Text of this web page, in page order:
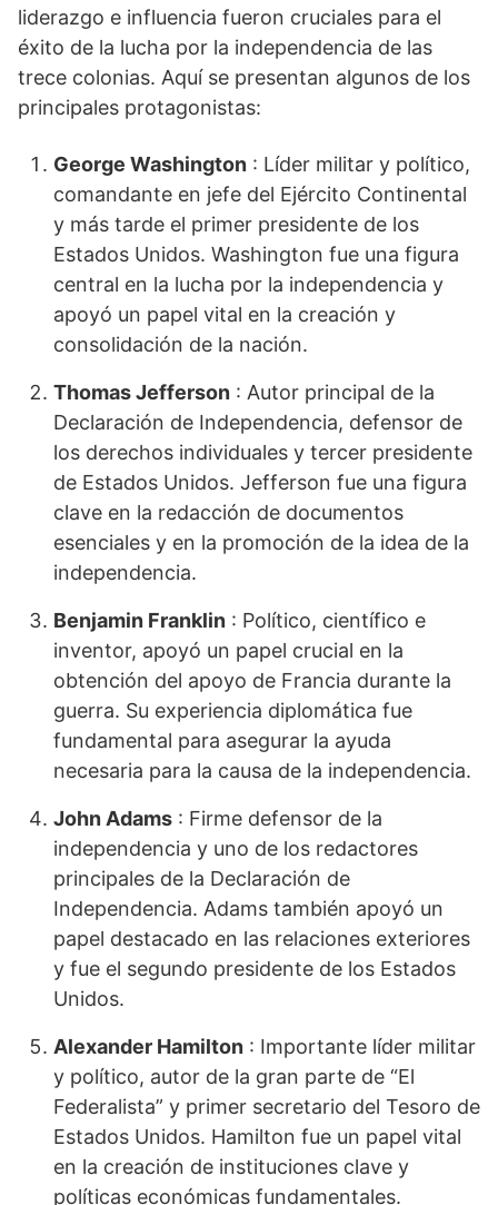
liderazgo e influencia fueron cruciales para el
éxito de la lucha por la independencia de las
trece colonias. Aquí se presentan algunos de los
principales protagonistas:
George Washington : Líder militar y político,
comandante en jefe del Ejército Continental
y más tarde el primer presidente de los
Estados Unidos. Washington fue una figura
central en la lucha por la independencia y
apoyó un papel vital en la creación y
consolidación de la nación.
Thomas Jefferson : Autor principal de la
Declaración de Independencia, defensor de
los derechos individuales y tercer presidente
de Estados Unidos. Jefferson fue una figura
clave en la redacción de documentos
esenciales y en la promoción de la idea de la
independencia.
Benjamin Franklin : Político, científico e
inventor, apoyó un papel crucial en la
obtención del apoyo de Francia durante la
guerra. Su experiencia diplomática fue
fundamental para asegurar la ayuda
necesaria para la causa de la independencia.
John Adams : Firme defensor de la
independencia y uno de los redactores
principales de la Declaración de
Independencia. Adams también apoyó un
papel destacado en las relaciones exteriores
y fue el segundo presidente de los Estados
Unidos.
Alexander Hamilton : Importante líder militar
y político, autor de la gran parte de “El
Federalista” y primer secretario del Tesoro de
Estados Unidos. Hamilton fue un papel vital
en la creación de instituciones clave y
políticas económicas fundamentales.